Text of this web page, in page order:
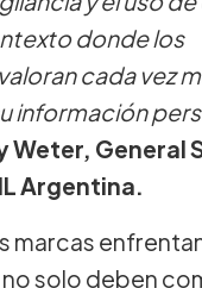
donde los
cada vez
información
Weter, General
Argentina.
marcas
solo deben